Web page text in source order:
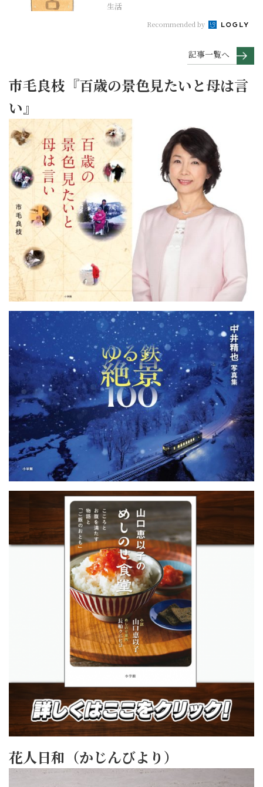
生活
Recommended by
記事一覧へ
市毛良枝『百歳の景色見たいと母は言
い』
花人日和（かじんびより）